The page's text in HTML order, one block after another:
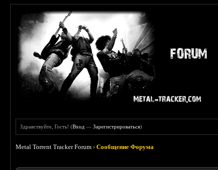
Здравствуйте, Гость! (Вход —Зарегистрироваться)
Metal Torrent Tracker Forum ›Сообщение Форума